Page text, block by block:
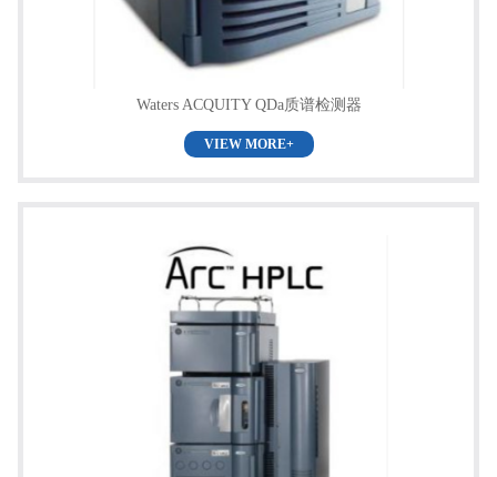
Waters ACQUITY QDa质谱检测器
VIEW MORE+